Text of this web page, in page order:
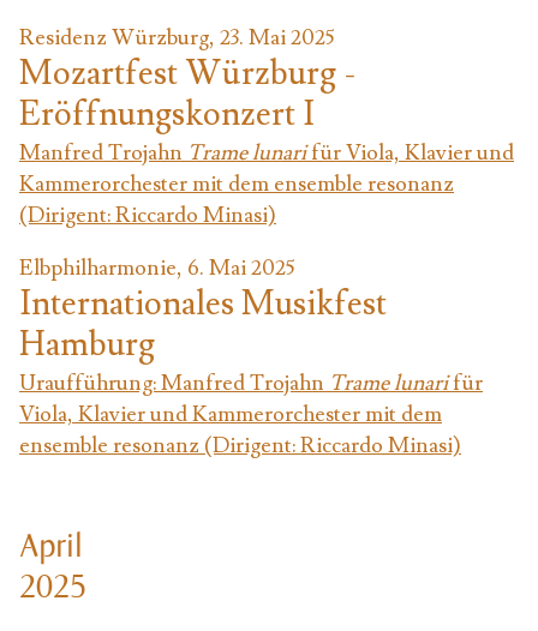
Residenz Würzburg, 23. Mai 2025
Mozartfest Würzburg -
Eröffnungskonzert I
Manfred Trojahn Trame lunarifür Viola, Klavier und
Kammerorchester mit dem ensemble resonanz
(Dirigent: Riccardo Minasi)
Elbphilharmonie, 6. Mai 2025
Internationales Musikfest
Hamburg
Uraufführung: Manfred Trojahn Trame lunarifür
Viola, Klavier und Kammerorchester mit dem
ensemble resonanz (Dirigent: Riccardo Minasi)
April
2025